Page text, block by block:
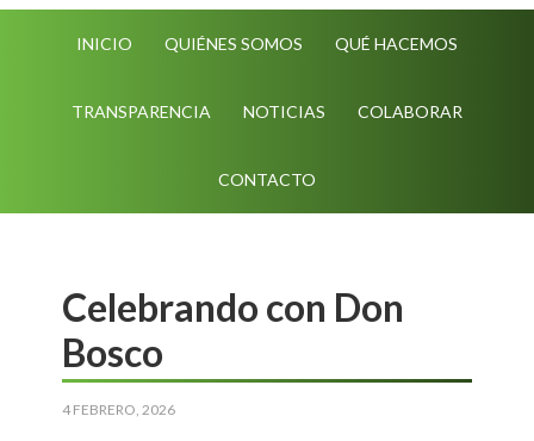
INICIO QUIÉNES SOMOS QUÉ HACEMOS
TRANSPARENCIA NOTICIAS COLABORAR
CONTACTO
Celebrando con Don
Bosco
4 FEBRERO, 2026